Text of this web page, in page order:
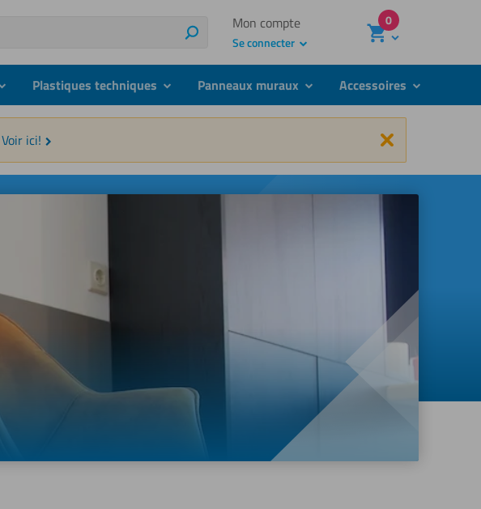
Rechercher
Mon compte
Se connecter
0
submenuPlastiques techniques submenuPanneaux muraux submenuAccessoires submenu
Voir ici! Fermer